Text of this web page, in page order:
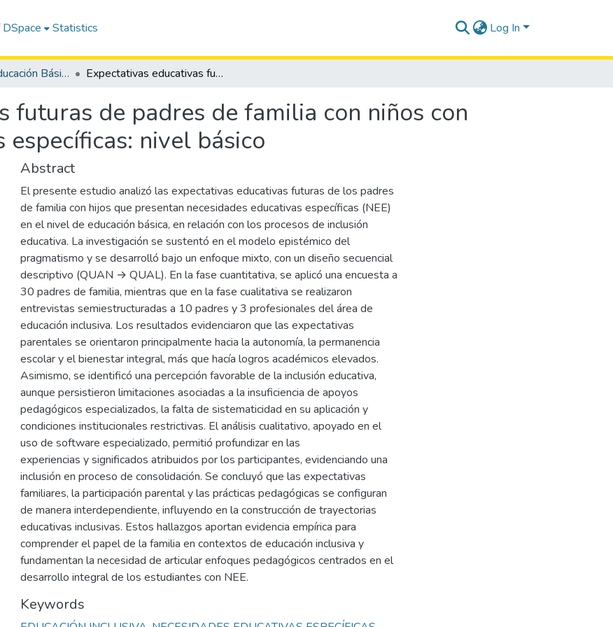
Statistics Log In
Maestría en Educación Básica Expectativas educativas futuras de padres de familia con niños con necesidades educativas específicas: nivel básico
futuras de padres de familia con niños con
específicas: nivel básico
Abstract
El presente estudio analizó las expectativas educativas futuras de los padres
de familia con hijos que presentan necesidades educativas específicas (NEE)
en el nivel de educación básica, en relación con los procesos de inclusión
educativa. La investigación se sustentó en el modelo epistémico del
pragmatismo y se desarrolló bajo un enfoque mixto, con un diseño secuencial
descriptivo (QUAN → QUAL). En la fase cuantitativa, se aplicó una encuesta a
30 padres de familia, mientras que en la fase cualitativa se realizaron
entrevistas semiestructuradas a 10 padres y 3 profesionales del área de
educación inclusiva. Los resultados evidenciaron que las expectativas
parentales se orientaron principalmente hacia la autonomía, la permanencia
escolar y el bienestar integral, más que hacía logros académicos elevados.
Asimismo, se identificó una percepción favorable de la inclusión educativa,
aunque persistieron limitaciones asociadas a la insuficiencia de apoyos
pedagógicos especializados, la falta de sistematicidad en su aplicación y
condiciones institucionales restrictivas. El análisis cualitativo, apoyado en el
uso de software especializado, permitió profundizar en las
experiencias y significados atribuidos por los participantes, evidenciando una
inclusión en proceso de consolidación. Se concluyó que las expectativas
familiares, la participación parental y las prácticas pedagógicas se configuran
de manera interdependiente, influyendo en la construcción de trayectorias
educativas inclusivas. Estos hallazgos aportan evidencia empírica para
comprender el papel de la familia en contextos de educación inclusiva y
fundamentan la necesidad de articular enfoques pedagógicos centrados en el
desarrollo integral de los estudiantes con NEE.
Keywords